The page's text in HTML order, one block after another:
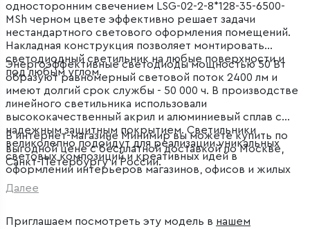
односторонним свечением LSG-02-2-8*128-35-6500-
MSh черном цвете эффективно решает задачи
нестандартного светового оформления помещений.
Накладная конструкция позволяет монтировать
светодиодный светильник на любые поверхности и
под любым углом.
Энергоэффективные светодиоды мощностью 50 Вт
образуют равномерный световой поток 2400 лм и
имеют долгий срок службы - 50 000 ч. В производстве
линейного светильника использовали
высококачественный акрил и алюминиевый сплав с
надежным защитным покрытием. Светильники
великолепно подойдут для реализации уникальных
световых композиций и креативных идей в
оформлении интерьеров магазинов, офисов и жилых
помещений.
В интернет-магазине Минимир вы можете купить по
выгодной цене с бесплатной доставкой по Москве,
Санкт-Петербургу и России.
Далее
Приглашаем посмотреть эту модель в нашем